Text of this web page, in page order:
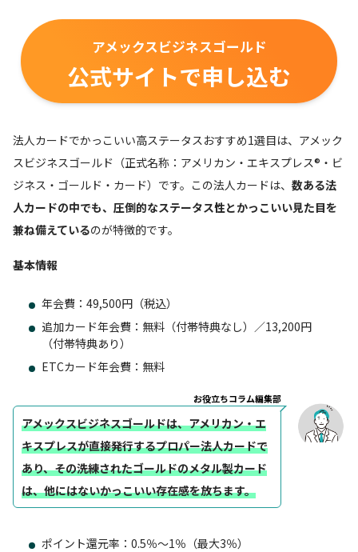
アメックスビジネスゴールド
公式サイトで申し込む
法人カードでかっこいい高ステータスおすすめ1選目は、アメック
スビジネスゴールド（正式名称：アメリカン・エキスプレス®・ビ
ジネス・ゴールド・カード）です。この法人カードは、 数ある法
人カードの中でも、圧倒的なステータス性とかっこいい見た目を
兼ね備えているのが特徴的です。
基本情報
年会費：49,500円（税込）
追加カード年会費：無料（付帯特典なし）／13,200円
（付帯特典あり）
ETCカード年会費：無料
お役立ちコラム編集部
アメックスビジネスゴールドは、アメリカン・エ
キスプレスが直接発行するプロパー法人カードで
あり、その洗練されたゴールドのメタル製カード
は、他にはないかっこいい存在感を放ちます。
ポイント還元率：0.5％～1％（最大3％）